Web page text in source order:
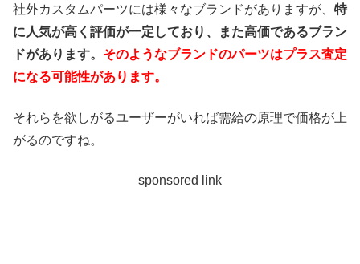
社外カスタムパーツには様々なブランドがありますが、 特
に人気が高く評価が一定しており、また高価であるブラン
ドがあります。 そのようなブランドのパーツはプラス査定
になる可能性があります。
それらを欲しがるユーザーがいれば需給の原理で価格が上
がるのですね。
sponsored link